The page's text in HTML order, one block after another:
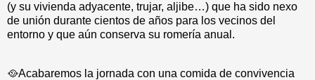
(y su vivienda adyacente, trujar, aljibe…) que ha sido nexo
de unión durante cientos de años para los vecinos del
entorno y que aún conserva su romería anual.
🥘Acabaremos la jornada con una comida de convivencia